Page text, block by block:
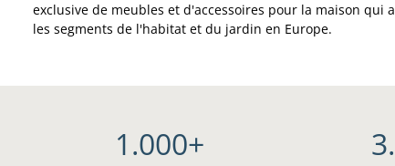
exclusive de meubles et d'accessoires pour la maison
les segments de l'habitat et du jardin en Europe.
1.000+